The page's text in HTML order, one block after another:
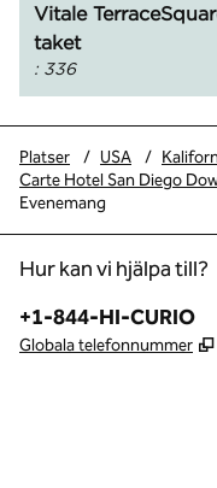
Vitale
taket
: 336
Platser / USA /
Carte Hotel San Diego
Evenemang
Hur kan vi hjälpa till?
Telefon:
+1-844-HI-CURIO
Globala telefonnummer ,